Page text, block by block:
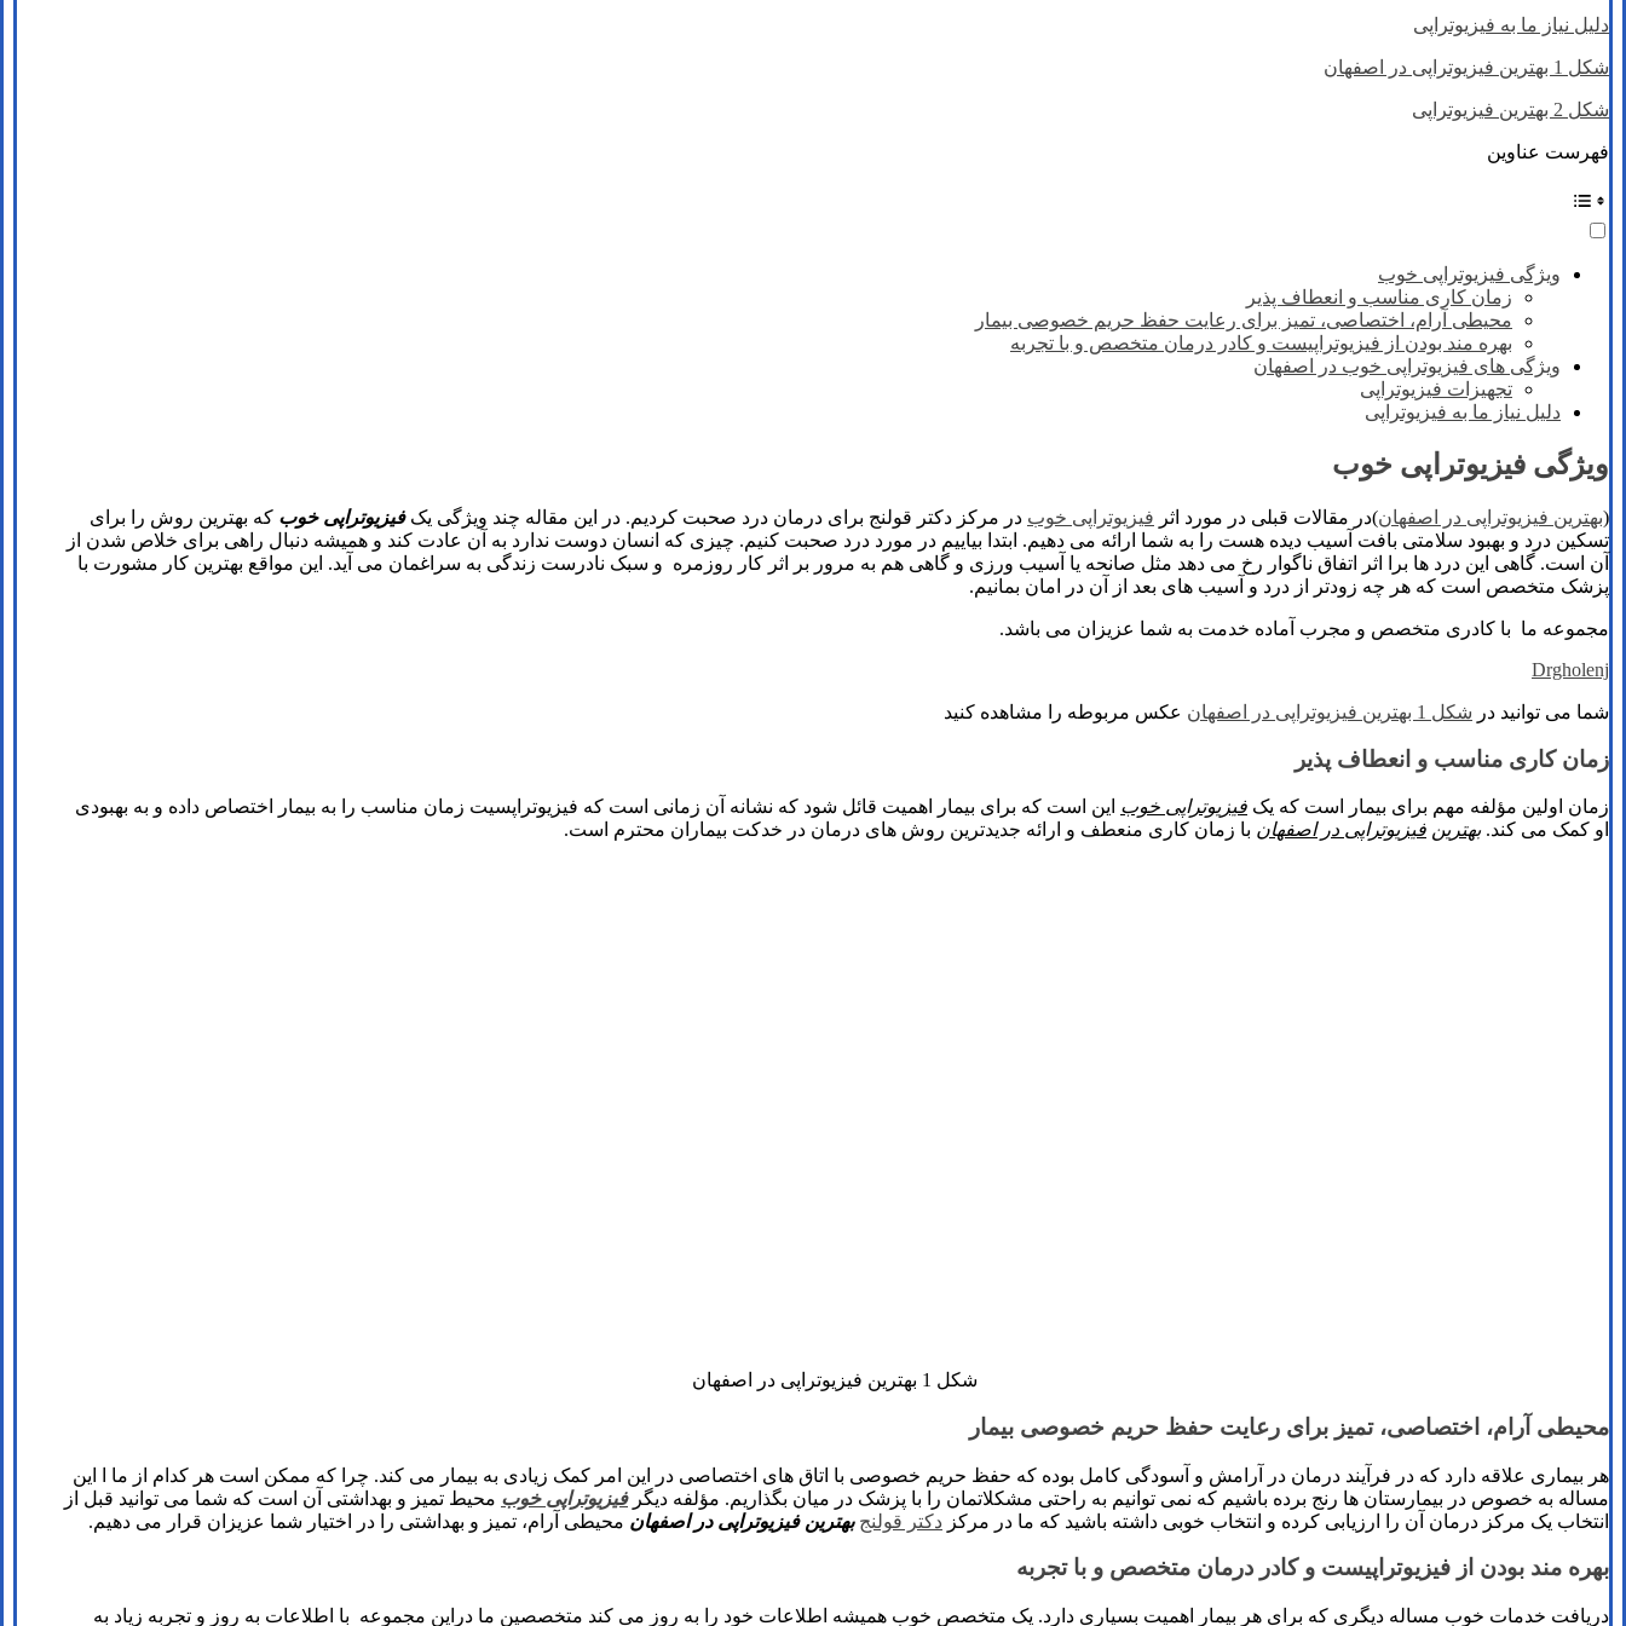
دلیل نیاز ما به فیزیوتراپی
شکل 1 بهترین فیزیوتراپی در اصفهان
شکل 2 بهترین فیزیوتراپی
فهرست عناوین
ویژگی فیزیوتراپی خوب
زمان کاری مناسب و انعطاف پذیر
محیطی آرام، اختصاصی، تمیز برای رعایت حفظ حریم خصوصی بیمار
بهره مند بودن از فیزیوتراپیست و کادر درمان متخصص و با تجربه
ویژگی های فیزیوتراپی خوب در اصفهان
تجهیزات فیزیوتراپی
دلیل نیاز ما به فیزیوتراپی
ویژگی فیزیوتراپی خوب
(بهترین فیزیوتراپی در اصفهان)در مقالات قبلی در مورد اثر فیزیوتراپی خوب در مرکز دکتر قولنج برای درمان درد صحبت کردیم. در این مقاله چند ویژگی یکفیزیوتراپی خوب که بهترین روش را برای
تسکین درد و بهبود سلامتی بافت آسیب دیده هست را به شما ارائه می دهیم. ابتدا بیاییم در مورد درد صحبت کنیم. چیزی که انسان دوست ندارد به آن عادت کند و همیشه دنبال راهی برای خلاص شدن از
آن است. گاهی این درد ها برا اثر اتفاق ناگوار رخ می دهد مثل صانحه یا آسیب ورزی و گاهی هم به مرور بر اثر کار روزمره و سبک نادرست زندگی به سراغمان می آید. این مواقع بهترین کار مشورت با
پزشک متخصص است که هر چه زودتر از درد و آسیب های بعد از آن در امان بمانیم.
مجموعه ما با کادری متخصص و مجرب آماده خدمت به شما عزیزان می باشد.
Drgholenj
شما می توانید در شکل 1 بهترین فیزیوتراپی در اصفهان عکس مربوطه را مشاهده کنید
زمان کاری مناسب و انعطاف پذیر
زمان اولین مؤلفه مهم برای بیمار است که یک فیزیوتراپی خوب این است که برای بیمار اهمیت قائل شود که نشانه آن زمانی است که فیزیوتراپسیت زمان مناسب را به بیمار اختصاص داده و به بهبودی
او کمک می کند.بهترین فیزیوتراپی در اصفهان با زمان کاری منعطف و ارائه جدیدترین روش های درمان در خدکت بیماران محترم است.
شکل 1 بهترین فیزیوتراپی در اصفهان
محیطی آرام، اختصاصی، تمیز برای رعایت حفظ حریم خصوصی بیمار
هر بیماری علاقه دارد که در فرآیند درمان در آرامش و آسودگی کامل بوده که حفظ حریم خصوصی با اتاق های اختصاصی در این امر کمک زیادی به بیمار می کند. چرا که ممکن است هر کدام از ما ا این
مساله به خصوص در بیمارستان ها رنج برده باشیم که نمی توانیم به راحتی مشکلاتمان را با پزشک در میان بگذاریم. مؤلفه دیگرفیزیوتراپی خوب محیط تمیز و بهداشتی آن است که شما می توانید قبل از
انتخاب یک مرکز درمان آن را ارزیابی کرده و انتخاب خوبی داشته باشید که ما در مرکز دکتر قولنج بهترین فیزیوتراپی در اصفهان محیطی آرام، تمیز و بهداشتی را در اختیار شما عزیزان قرار می دهیم.
بهره مند بودن از فیزیوتراپیست و کادر درمان متخصص و با تجربه
دریافت خدمات خوب مساله دیگری که برای هر بیمار اهمیت بسیاری دارد. یک متخصص خوب همیشه اطلاعات خود را به روز می کند متخصصین ما دراین مجموعه با اطلاعات به روز و تجربه زیاد به